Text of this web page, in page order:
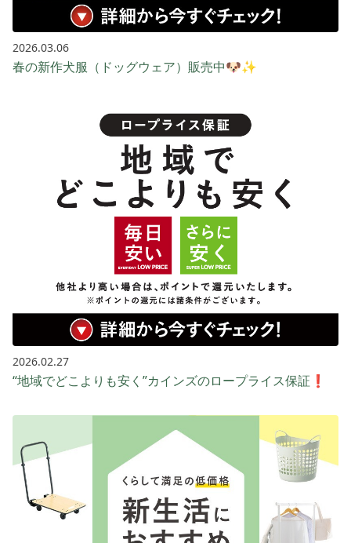
2026.03.06
春の新作犬服（ドッグウェア）販売中🐶✨
2026.02.27
“地域でどこよりも安く”カインズのロープライス保証❗️